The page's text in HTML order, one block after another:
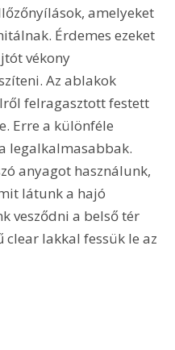
amelyeket
Érdemes ezeket
vékony
Az ablakok
felragasztott festett
Erre a különféle
legalkalmasabbak.
anyagot használunk,
látunk a hajó
vesződni a belső tér
lakkal fessük le az